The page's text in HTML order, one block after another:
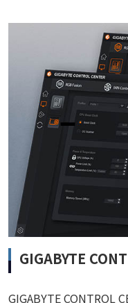
GIGABYTE
GIGABYTE CONTROL